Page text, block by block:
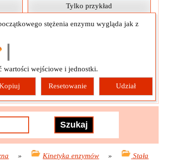
Tylko przykład
stężenia enzymu wygląda jak z
wartości wejściowe i jednostki.
Resetowanie Udział
» Kinetyka enzymów »
Stała